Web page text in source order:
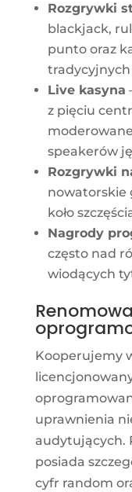
Rozgrywki
blackjack,
punto oraz
Live kasyna
z pięciu
speakerów
Rozgrywki
nowatorskie
koło
Nagrody
często nad
wiodących
Kooperujemy
uprawnienia
audytujących.
posiada
cyfr random